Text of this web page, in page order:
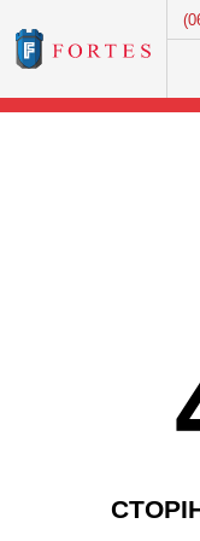
Розумний пошук...
СТОРІ